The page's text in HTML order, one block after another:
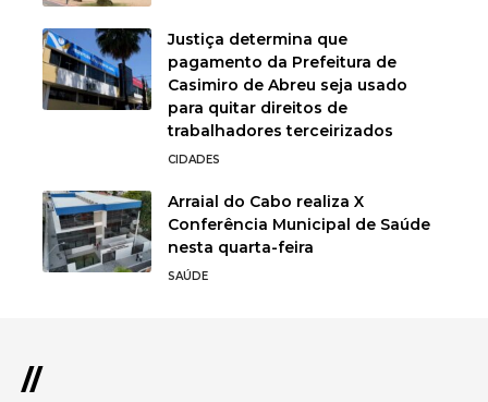
Justiça determina que
pagamento da Prefeitura de
Casimiro de Abreu seja usado
para quitar direitos de
trabalhadores terceirizados
CIDADES
Arraial do Cabo realiza X
Conferência Municipal de Saúde
nesta quarta-feira
SAÚDE
//